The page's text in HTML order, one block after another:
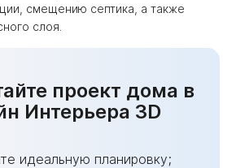
смещению септика, а также
слоя.
проект дома в
Интерьера 3D
идеальную планировку;